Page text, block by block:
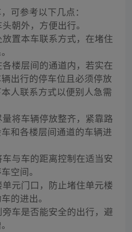
可参考以下几点：
朝外，方便出行。
置本车联系方式，在堵住
楼层间的通道内，若实在
出行的停车位且必须停放
人联系方式以便别人急需
将车辆停放整齐，紧靠路
和各楼层间通道的车辆进
与车的距离控制在适当安
空间。
元门口，防止堵住单元楼
的进出。
车是否能安全的出行，避